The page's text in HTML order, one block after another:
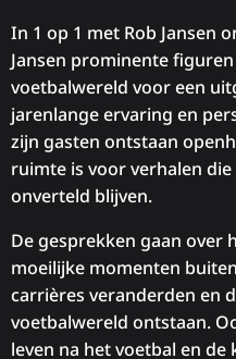
In 1 op 1 met Rob Jansen
Jansen prominente
voetbalwereld voor een
jarenlange ervaring en
zijn gasten ontstaan
ruimte is voor verhalen
onverteld blijven.
De gesprekken gaan over
moeilijke momenten
carrières veranderden en
voetbalwereld ontstaan.
leven na het voetbal en de